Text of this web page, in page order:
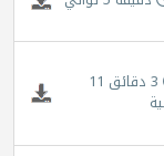
3 دقائق 11